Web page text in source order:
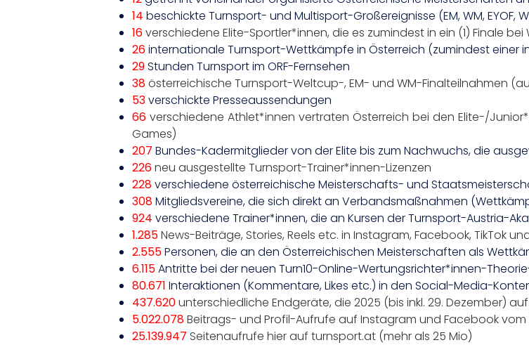
14 beschickte Turnsport- und Multisport-Großereignisse (EM, WM, EYOF,
16verschiedene Elite-Sportler*innen, die es zumindest in ein (1) Finale
26internationale Turnsport-Wettkämpfe in Österreich (zumindest einer
29Stunden Turnsport im ORF-Fernsehen
38österreichische Turnsport-Weltcup-, EM- und WM-Finalteilnahmen
53verschickte Presseaussendungen
66 verschiedene Athlet*innen vertraten Österreich bei den Elite-/
Games)
207 Bundes-Kadermitglieder von der Elite bis zum Nachwuchs, die
226neu ausgestellte Turnsport-Trainer*innen-Lizenzen
228verschiedene österreichische Meisterschafts- und
308Mitgliedsvereine, die sich direkt an Verbandsmaßnahmen
924 verschiedene Trainer*innen, die an Kursen der Turnsport-Austria-
1.285News-Beiträge, Stories, Reels etc. in Instagram, Facebook, TikTok
2.555Personen, die an den Österreichischen Meisterschaften als
6.115Antritte bei der neuen Turn10-Online-Wertungsrichter*innen-
80.671 Interaktionen (Kommentare, Likes etc.) in den Social-Media-
437.620unterschiedliche Endgeräte, die 2025 (bis inkl. 29. Dezember)
5.022.078Beitrags- und Profil-Aufrufe auf Instagram und Facebook vom
25.139.947 Seitenaufrufe hier auf turnsport.at (mehr als 25 Mio)